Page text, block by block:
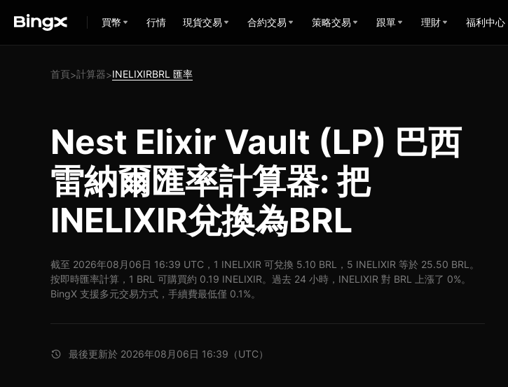
買幣 行情 現貨交易 合約交易 策略交易 跟單 理財 福利中心
首頁>計算器>INELIXIRBRL 匯率
Nest Elixir Vault (LP) 巴西
雷納爾匯率計算器: 把
INELIXIR兌換為BRL
截至 2026年08月06日 16:39 UTC，1 INELIXIR 可兌換 5.10 BRL，5 INELIXIR 等於 25.50 BRL。
按即時匯率計算，1 BRL 可購買約 0.19 INELIXIR。過去 24 小時，INELIXIR 對 BRL 上漲了 0%。
BingX 支援多元交易方式，手續費最低僅 0.1%。
最後更新於 2026年08月06日 16:39（UTC）